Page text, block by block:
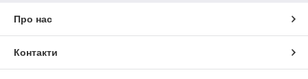
Про нас
Контакти